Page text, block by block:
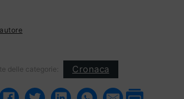
delle categorie: Cronaca